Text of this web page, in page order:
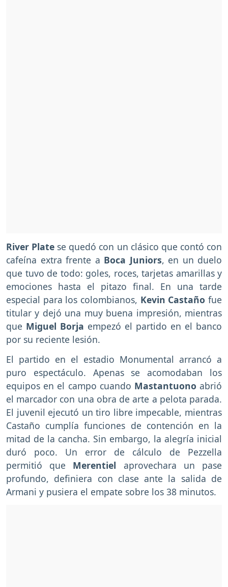
River Plate se quedó con un clásico que contó con
cafeína extra frente a Boca Juniors, en un duelo
que tuvo de todo: goles, roces, tarjetas amarillas y
emociones hasta el pitazo final. En una tarde
especial para los colombianos, Kevin Castaño fue
titular y dejó una muy buena impresión, mientras
que Miguel Borja empezó el partido en el banco
por su reciente lesión.
El partido en el estadio Monumental arrancó a
puro espectáculo. Apenas se acomodaban los
equipos en el campo cuando Mastantuono abrió
el marcador con una obra de arte a pelota parada.
El juvenil ejecutó un tiro libre impecable, mientras
Castaño cumplía funciones de contención en la
mitad de la cancha. Sin embargo, la alegría inicial
duró poco. Un error de cálculo de Pezzella
permitió que Merentiel aprovechara un pase
profundo, definiera con clase ante la salida de
Armani y pusiera el empate sobre los 38 minutos.